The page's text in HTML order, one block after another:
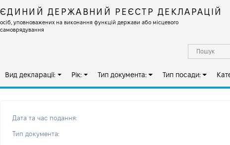
ЄДИНИЙ ДЕРЖАВНИЙ РЕЄСТР ДЕКЛАРАЦІЙ
осіб, уповноважених на виконання функцій держави або місцевого
самоврядування
Вид декларації: Рік: Тип документа: Тип посади:
Дата та час подання:
Тип документа: